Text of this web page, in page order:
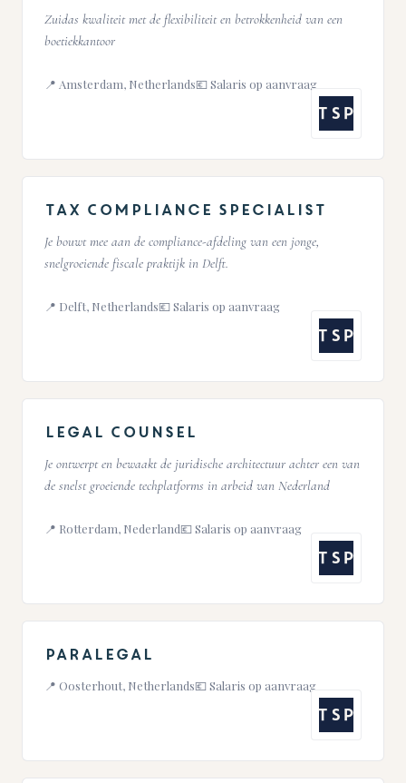
Zuidas kwaliteit met de flexibiliteit en betrokkenheid van een
boetiekkantoor
📍 Amsterdam, Netherlands💶 Salaris op aanvraag
TSP
Tax Compliance Specialist
Je bouwt mee aan de compliance-afdeling van een jonge,
snelgroeiende fiscale praktijk in Delft.
📍 Delft, Netherlands💶 Salaris op aanvraag
TSP
Legal Counsel
Je ontwerpt en bewaakt de juridische architectuur achter een van
de snelst groeiende techplatforms in arbeid van Nederland
📍 Rotterdam, Nederland💶 Salaris op aanvraag
TSP
Paralegal
📍 Oosterhout, Netherlands💶 Salaris op aanvraag
TSP